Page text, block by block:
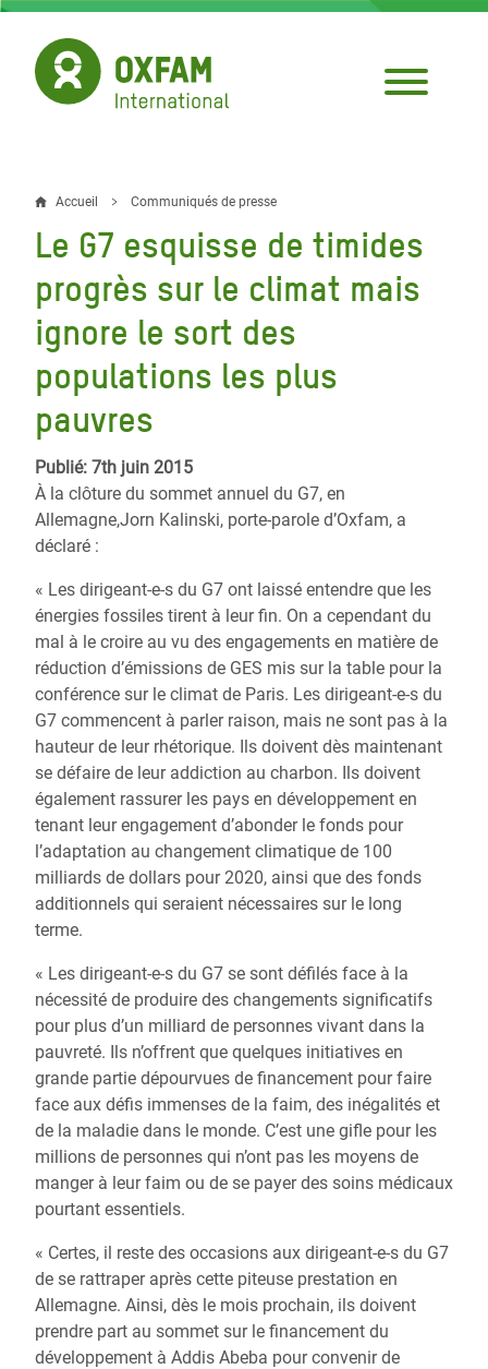
Aller
contenu
principal
Fil
d'Ariane
Accueil Communiqués de presse
Le G7 esquisse de timides
progrès sur le climat mais
ignore le sort des
populations les plus
pauvres
Publié: 7th juin 2015
À la clôture du sommet annuel du G7, en
Allemagne,Jorn Kalinski, porte-parole d’Oxfam, a
déclaré :
« Les dirigeant-e-s du G7 ont laissé entendre que les
énergies fossiles tirent à leur fin. On a cependant du
mal à le croire au vu des engagements en matière de
réduction d’émissions de GES mis sur la table pour la
conférence sur le climat de Paris. Les dirigeant-e-s du
G7 commencent à parler raison, mais ne sont pas à la
hauteur de leur rhétorique. Ils doivent dès maintenant
se défaire de leur addiction au charbon. Ils doivent
également rassurer les pays en développement en
tenant leur engagement d’abonder le fonds pour
l’adaptation au changement climatique de 100
milliards de dollars pour 2020, ainsi que des fonds
additionnels qui seraient nécessaires sur le long
terme.
« Les dirigeant-e-s du G7 se sont défilés face à la
nécessité de produire des changements significatifs
pour plus d’un milliard de personnes vivant dans la
pauvreté. Ils n’offrent que quelques initiatives en
grande partie dépourvues de financement pour faire
face aux défis immenses de la faim, des inégalités et
de la maladie dans le monde. C’est une gifle pour les
millions de personnes qui n’ont pas les moyens de
manger à leur faim ou de se payer des soins médicaux
pourtant essentiels.
« Certes, il reste des occasions aux dirigeant-e-s du G7
de se rattraper après cette piteuse prestation en
Allemagne. Ainsi, dès le mois prochain, ils doivent
prendre part au sommet sur le financement du
développement à Addis Abeba pour convenir de